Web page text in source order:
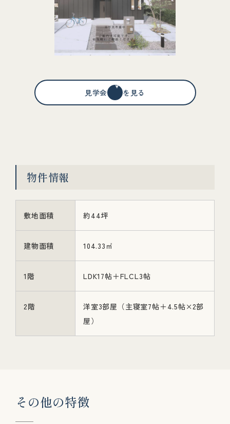
見学会情報を見る
物件情報
敷地面積 約44坪
建物面積 104.33㎡
1階 LDK17帖＋FLCL3帖
2階
洋室3部屋（主寝室7帖＋4.5帖×2部
屋）
その他の特徴